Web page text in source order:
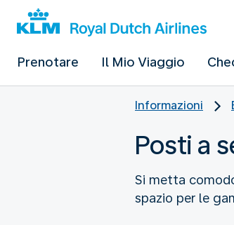
Prenotare Il Mio Viaggio
Informazioni
Posti a
Si metta
spazio per le